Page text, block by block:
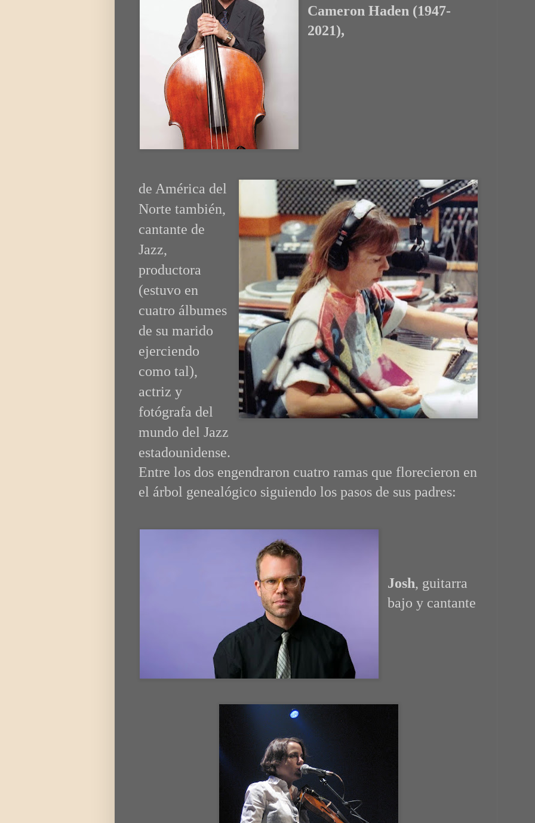
Cameron Haden (1947-
2021),
de América del
Norte también,
cantante de
Jazz,
productora
(estuvo en
cuatro álbumes
de su marido
ejerciendo
como tal),
actriz y
fotógrafa del
mundo del Jazz
estadounidense.
Entre los dos engendraron cuatro ramas que florecieron en
el árbol genealógico siguiendo los pasos de sus padres:
Josh, guitarra
bajo y cantante